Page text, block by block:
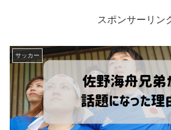
スポンサーリン
サッカー